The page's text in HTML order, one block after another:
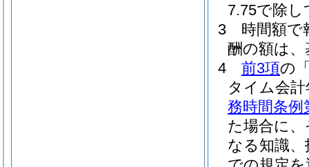
7.75で除
3
時間額で
酬の額は
4
前3項の
タイム会
務時間条例
た場合に
なる知識